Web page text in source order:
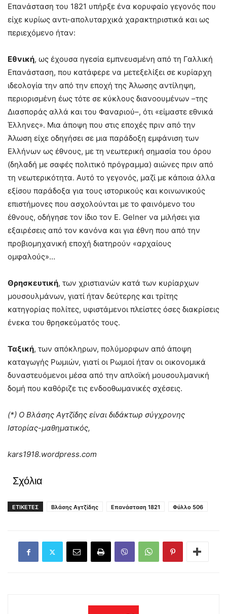
Επανάσταση του 1821 υπήρξε ένα κορυφαίο γεγονός που
είχε κυρίως αντι-απολυταρχικά χαρακτηριστικά και ως
περιεχόμενο ήταν:
Εθνική, ως έχουσα ηγεσία εμπνευσμένη από τη Γαλλική
Επανάσταση, που κατάφερε να μετεξελίξει σε κυρίαρχη
ιδεολογία την από την εποχή της Άλωσης αντίληψη,
περιορισμένη έως τότε σε κύκλους διανοουμένων –της
Διασποράς αλλά και του Φαναριού–, ότι «είμαστε εθνικά
Έλληνες». Μια άποψη που στις εποχές πριν από την
Άλωση είχε οδηγήσει σε μια παράδοξη εμφάνιση των
Ελλήνων ως έθνους, με τη νεωτερική σημασία του όρου
(δηλαδή με σαφές πολιτικό πρόγραμμα) αιώνες πριν από
τη νεωτερικότητα. Αυτό το γεγονός, μαζί με κάποια άλλα
εξίσου παράδοξα για τους ιστορικούς και κοινωνικούς
επιστήμονες που ασχολούνται με το φαινόμενο του
έθνους, οδήγησε τον ίδιο τον Ε. Gelner να μιλήσει για
εξαιρέσεις από τον κανόνα και για έθνη που από την
προβιομηχανική εποχή διατηρούν «αρχαίους
ομφαλούς»…
Θρησκευτική, των χριστιανών κατά των κυρίαρχων
μουσουλμάνων, γιατί ήταν δεύτερης και τρίτης
κατηγορίας πολίτες, υφιστάμενοι πλείστες όσες διακρίσεις
ένεκα του θρησκεύματός τους.
Ταξική, των απόκληρων, πολύμορφων από άποψη
καταγωγής Ρωμιών, γιατί οι Ρωμιοί ήταν οι οικονομικά
δυναστευόμενοι μέσα από την απλοϊκή μουσουλμανική
δομή που καθόριζε τις ενδοοθωμανικές σχέσεις.
(*) Ο Βλάσης Αγτζίδης είναι διδάκτωρ σύγχρονης
Ιστορίας-μαθηματικός,
kars1918.wordpress.com
Σχόλια
ΕΤΙΚΕΤΕΣ Βλάσης Αγτζίδης Επανάσταση 1821 Φύλλο 506